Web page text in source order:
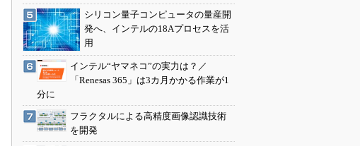
シリコン量子コンピュータの量産開
発へ、インテルの18Aプロセスを活
用
インテル“ヤマネコ”の実力は？／
「Renesas 365」は3カ月かかる作業が1
分に
フラクタルによる高精度画像認識技術
を開発